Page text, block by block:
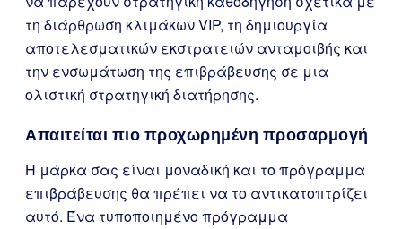
τη διάρθρωση κλιμάκων VIP, τη δημιουργία
αποτελεσματικών εκστρατειών ανταμοιβής και
την ενσωμάτωση της επιβράβευσης σε μια
ολιστική στρατηγική διατήρησης.
Απαιτείται πιο προχωρημένη προσαρμογή
Η μάρκα σας είναι μοναδική και το πρόγραμμα
επιβράβευσης θα πρέπει να το αντικατοπτρίζει
αυτό. Ένα τυποποιημένο πρόγραμμα